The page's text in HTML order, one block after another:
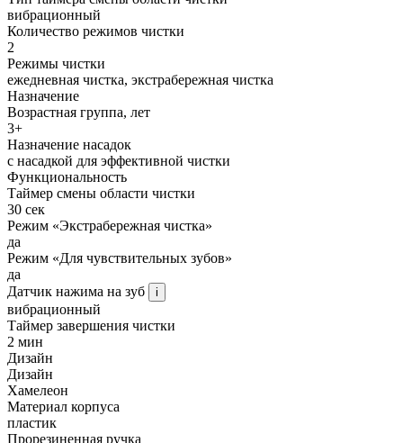
вибрационный
Количество режимов чистки
2
Режимы чистки
ежедневная чистка, экстрабережная чистка
Назначение
Возрастная группа, лет
3+
Назначение насадок
с насадкой для эффективной чистки
Функциональность
Таймер смены области чистки
30 сек
Режим «Экстрабережная чистка»
да
Режим «Для чувствительных зубов»
да
Датчик нажима на зуб
i
вибрационный
Таймер завершения чистки
2 мин
Дизайн
Дизайн
Хамелеон
Материал корпуса
пластик
Прорезиненная ручка